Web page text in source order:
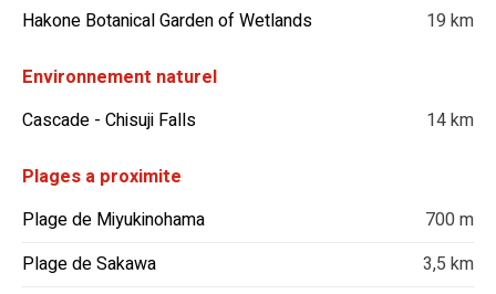
Hakone Botanical Garden of Wetlands
19 km
Environnement naturel
Cascade - Chisuji Falls
14 km
Plages a proximite
Plage de Miyukinohama
700 m
Plage de Sakawa
3,5 km